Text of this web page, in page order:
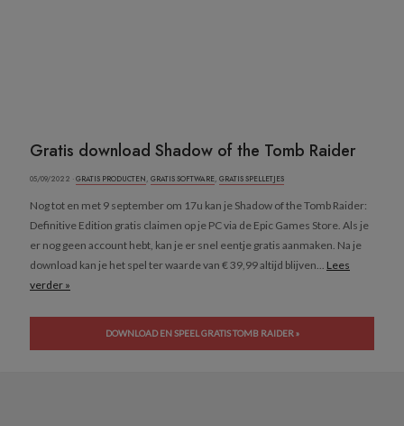
Gratis download Shadow of the Tomb Raider
05/09/2022 ·GRATIS PRODUCTEN, GRATIS SOFTWARE, GRATIS SPELLETJES
Nog tot en met 9 september om 17u kan je Shadow of the Tomb Raider:
Definitive Edition gratis claimen op je PC via de Epic Games Store. Als je
er nog geen account hebt, kan je er snel eentje gratis aanmaken. Na je
download kan je het spel ter waarde van € 39,99 altijd blijven... Lees
verder »
DOWNLOAD EN SPEEL GRATIS TOMB RAIDER »